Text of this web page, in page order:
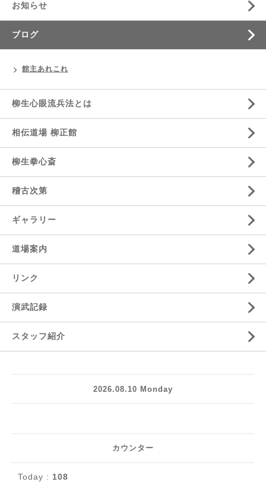
お知らせ
ブログ
館主あれこれ
柳生心眼流兵法とは
相伝道場 柳正館
柳生拳心斎
稽古次第
ギャラリー
道場案内
リンク
演武記録
スタッフ紹介
2026.08.10 Monday
カウンター
Today : 108